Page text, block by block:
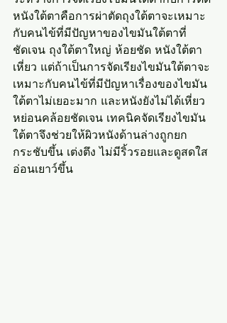
หนังใต้ตาคือการผ่าตัดถุงใต้ตาจะเหมาะ
กับคนไข้ที่มีปัญหาของไขมันใต้ตาที่
ชัดเจน ถุงใต้ตาใหญ่ ห้อยชัด หนังใต้ตา
เหี่ยว แต่ถ้าเป็นการจัดเรียงไขมันใต้ตาจะ
เหมาะกับคนไข้ที่มีปัญหาเรื่องของไขมัน
ใต้ตาไม่เยอะมาก และหนังยังไม่ได้เหี่ยว
หย่อนคล้อยชัดเจน เทคนิคจัดเรียงไขมัน
ใต้ตาจึงช่วยให้ผิวหนังด้านล่างถูกยก
กระชับขึ้น เต่งตึง ไม่มีริ้วรอยและดูสดใส
อ่อนเยาว์ขึ้น